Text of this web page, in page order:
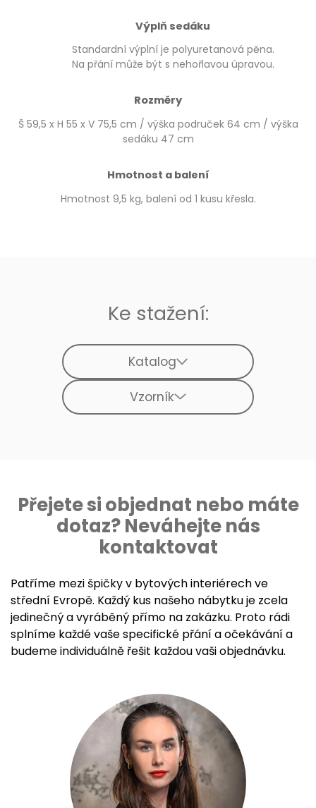
Výplň sedáku
Standardní výplní je polyuretanová pěna.
Na přání může být s nehořlavou úpravou.
Rozměry
Š 59,5 x H 55 x V 75,5 cm / výška područek 64 cm / výška
sedáku 47 cm
Hmotnost a balení
Hmotnost 9,5 kg, balení od 1 kusu křesla.
Ke stažení:
Katalog
Vzorník
Přejete si objednat nebo máte
dotaz? Neváhejte nás
kontaktovat
Patříme mezi špičky v bytových interiérech ve
střední Evropě. Každý kus našeho nábytku je zcela
jedinečný a vyráběný přímo na zakázku. Proto rádi
splníme každé vaše specifické přání a očekávání a
budeme individuálně řešit každou vaši objednávku.